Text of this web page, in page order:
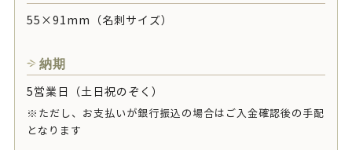
55×91mm（名刺サイズ）
納期
5営業日（土日祝のぞく）
※ただし、お支払いが銀行振込の場合はご入金確認後の手配
となります